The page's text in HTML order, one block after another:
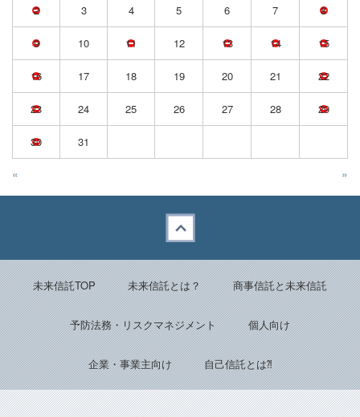
2 3 4 5 6 7 8
9 10 11 12 13 14 15
16 17 18 19 20 21 22
23 24 25 26 27 28 29
30 31
« »
未来信託TOP 未来信託とは？ 商事信託と未来信託
予防法務・リスクマネジメント 個人向け
企業・事業主向け 自己信託とは⁈
Back to top